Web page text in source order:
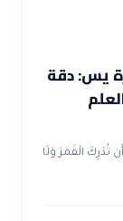
يس: دقة
تُدْرِكَ الْقَمَرَ وَلَا